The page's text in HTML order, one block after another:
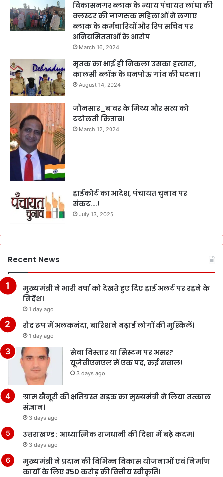
विकासनगर ब्लाक के न्याय पंचायत लांघा की
क्लस्टर की जागरुक महिलाओं ने लगाए
ब्लाक के कर्मचारियों और रिप सचिव पर
अनियमितताओं के आरोप
March 16, 2024
मृतक का भाई ही निकला उसका हत्यारा,
कालसी ब्लॉक के धनपोऊ गांव की घटना।
August 14, 2024
जौनसार_बावर के मिथ्य और सत्य को
टटोलती किताब।
March 12, 2024
हाईकोर्ट का आदेश, पंचायत चुनाव पर
संकट….!
July 13, 2025
Recent News
मुख्यमंत्री ने भारी वर्षा को देखते हुए दिए हाई अलर्ट पर रहने के
निर्देश।
1 day ago
रौद्र रूप में अलकनंदा, बारिश ने बढ़ाई लोगों की मुश्किलें।
1 day ago
सेवा विस्तार या सिस्टम पर असर?
यूजेवीएनएल में एक पद, कई सवाल!
3 days ago
ग्राम खैनूरी की क्षतिग्रस्त सड़क का मुख्यमंत्री ने लिया तत्काल
संज्ञान।
3 days ago
उत्तराखण्ड : आध्यात्मिक राजधानी की दिशा में बढ़े कदम।
3 days ago
मुख्यमंत्री ने प्रदान की विभिन्न विकास योजनाओं एवं निर्माण
कार्यों के लिए ₹ 150 करोड़ की वित्तीय स्वीकृति।